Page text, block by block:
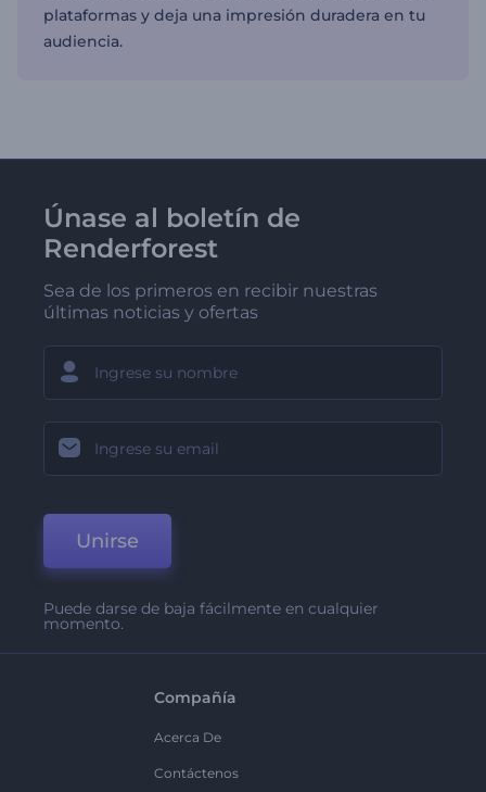
plataformas y deja una impresión duradera en tu
audiencia.
Únase al boletín de
Renderforest
Sea de los primeros en recibir nuestras
últimas noticias y ofertas
Unirse
Puede darse de baja fácilmente en cualquier
momento.
Compañía
Acerca De
Contáctenos